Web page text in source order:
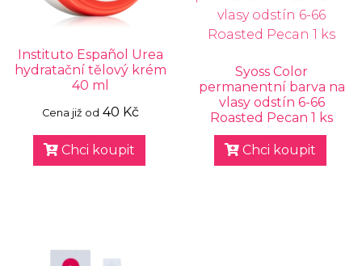
Instituto Español Urea
hydratační tělový krém
40 ml
Cena již od 40 Kč
Chci koupit
Syoss Color
permanentní barva na
vlasy odstín 6-66
Roasted Pecan 1 ks
Chci koupit